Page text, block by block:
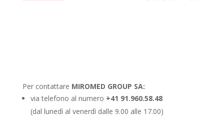
Per contattare MIROMED GROUP SA:
via telefono al numero +41 91.960.58.48
(dal lunedì al venerdì dalle 9.00 alle 17.00)